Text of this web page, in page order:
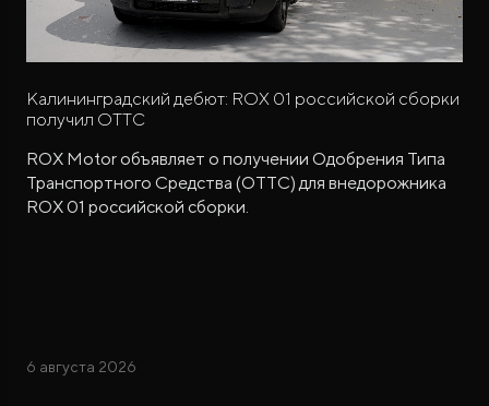
Калининградский дебют: ROX 01 российской сборки
получил ОТТС
ROX Motor объявляет о получении Одобрения Типа
Транспортного Средства (ОТТС) для внедорожника
ROX 01 российской сборки.
6 августа 2026